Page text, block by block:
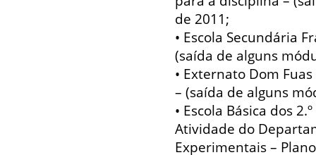
de 2011;
• Escola Secundária
(saída de alguns
• Externato Dom
– (saída de alguns
• Escola Básica dos
Atividade do
Experimentais –